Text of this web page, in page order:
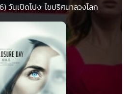
วันเปิดโปง: ไขปริศนาลวงโลก